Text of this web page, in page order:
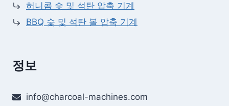
허니콤 숯 및 석탄 압축 기계
BBQ 숯 및 석탄 볼 압축 기계
정보
info@charcoal-machines.com